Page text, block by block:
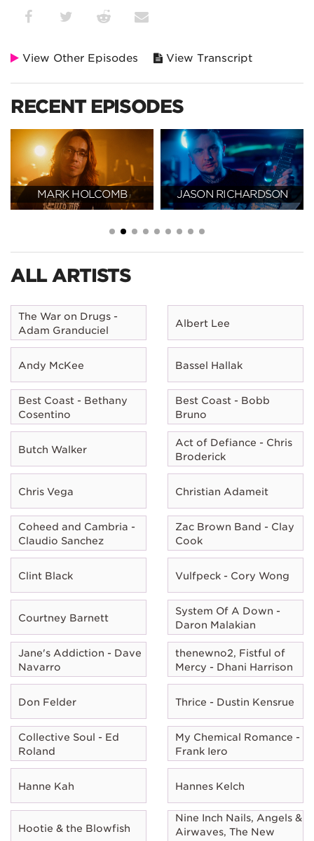
View Other Episodes View Transcript
RECENT EPISODES
MARK HOLCOMB JASON RICHARDSON
ALL ARTISTS
The War on Drugs -
Adam Granduciel
Albert Lee
Andy McKee Bassel Hallak
Best Coast - Bethany
Cosentino
Best Coast - Bobb
Bruno
Butch Walker
Act of Defiance - Chris
Broderick
Chris Vega Christian Adameit
Coheed and Cambria -
Claudio Sanchez
Zac Brown Band - Clay
Cook
Clint Black Vulfpeck - Cory Wong
Courtney Barnett
System Of A Down -
Daron Malakian
Jane's Addiction - Dave
Navarro
thenewno2, Fistful of
Mercy - Dhani Harrison
Don Felder Thrice - Dustin Kensrue
Collective Soul - Ed
Roland
My Chemical Romance -
Frank Iero
Hanne Kah Hannes Kelch
Hootie & the Blowfish
Nine Inch Nails, Angels &
Airwaves, The New